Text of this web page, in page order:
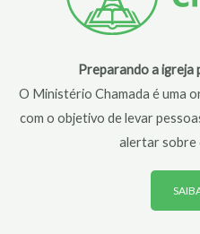
Preparando a igreja
O Ministério Chamada é uma
com o objetivo de levar
alertar sobre